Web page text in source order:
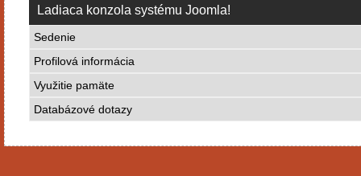
Ladiaca konzola systému Joomla!
Sedenie
Profilová informácia
Využitie pamäte
Databázové dotazy